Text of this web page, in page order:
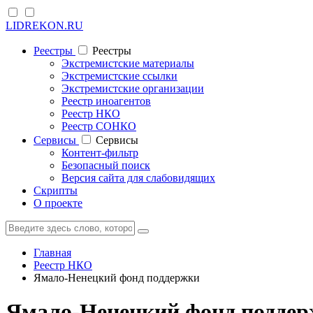
LIDREKON.RU
Реестры
Реестры
Экстремистские материалы
Экстремистские ссылки
Экстремистские организации
Реестр иноагентов
Реестр НКО
Реестр СОНКО
Cервисы
Cервисы
Контент-фильтр
Безопасный поиск
Версия сайта для слабовидящих
Скрипты
О проекте
Главная
Реестр НКО
Ямало-Ненецкий фонд поддержки